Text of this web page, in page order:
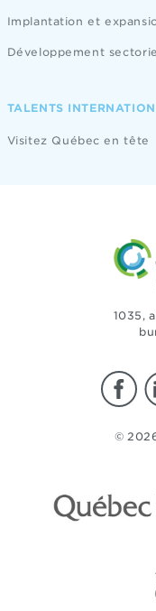
Implantation et
Développement
TALENTS
Visitez Québec en tête
1035,
©